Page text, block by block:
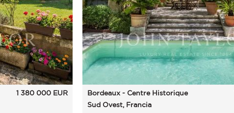
1 380 000 EUR
Bordeaux - Centre Historique
Sud Ovest, Francia